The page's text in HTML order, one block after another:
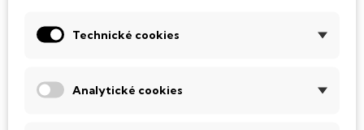
diskem, který na rozdíl od starších magnetických HDD
k mechanickému poškození. Díky použití elektronické
Technické cookies
Analytické cookies